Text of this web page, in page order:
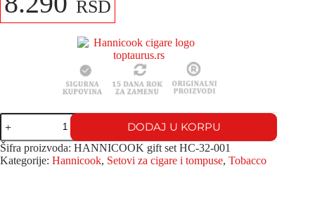
RSD
DODAJ U KORPU
Šifra proizvoda: HANNICOOK gift set HC-32-001
Kategorije: Hannicook, Setovi za cigare i tompuse, Tobacco